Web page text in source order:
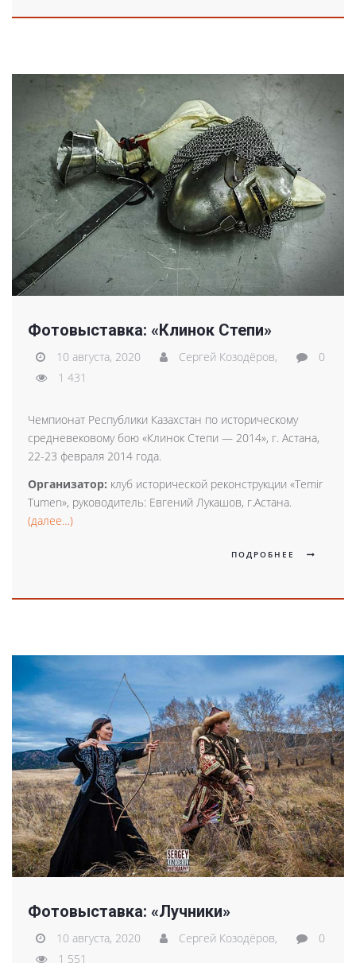
Фотовыставка: «Клинок Степи»
10 августа, 2020 Сергей Козодёров,
0
1 431
Чемпионат Республики Казахстан по историческому
средневековому бою «Клинок Степи — 2014», г. Астана,
22-23 февраля 2014 года.
Организатор: клуб исторической реконструкции «Temir
Tumen», руководитель: Евгений Лукашов, г.Астана.
(далее…)
ПОДРОБНЕЕ
Фотовыставка: «Лучники»
10 августа, 2020 Сергей Козодёров,
0
1 551